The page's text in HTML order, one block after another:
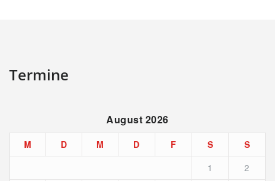
Termine
August 2026
M D M D F S
S
1
2